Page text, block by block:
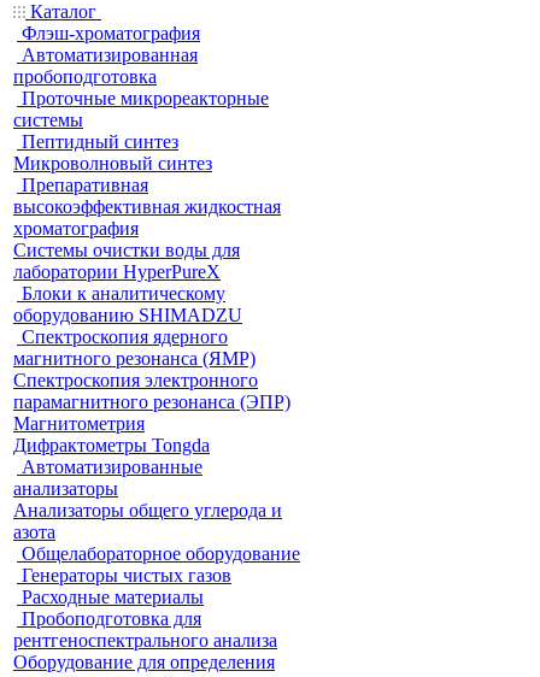
Каталог
Флэш-хроматография
Автоматизированная
пробоподготовка
Проточные микрореакторные
системы
Пептидный синтез
Микроволновый синтез
Препаративная
высокоэффективная жидкостная
хроматография
Системы очистки воды для
лаборатории HyperPureX
Блоки к аналитическому
оборудованию SHIMADZU
Спектроскопия ядерного
магнитного резонанса (ЯМР)
Спектроскопия электронного
парамагнитного резонанса (ЭПР)
Магнитометрия
Дифрактометры Tongda
Автоматизированные
анализаторы
Анализаторы общего углерода и
азота
Общелабораторное оборудование
Генераторы чистых газов
Расходные материалы
Пробоподготовка для
рентгеноспектрального анализа
Оборудование для определения